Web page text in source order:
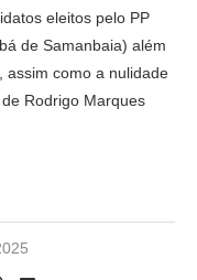
eleitos pelo PP
de Samanbaia) além
assim como a nulidade
Rodrigo Marques